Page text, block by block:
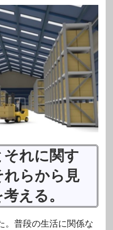
れに関す
れらから見
える。
。普段の生活に関係な